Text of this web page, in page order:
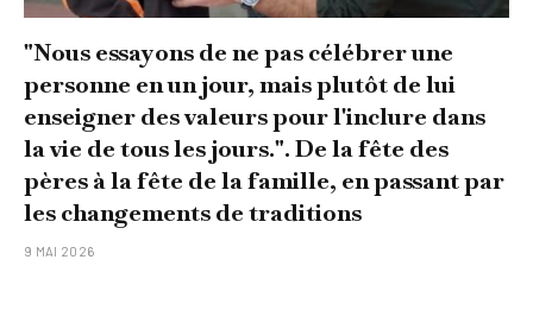
"Nous essayons de ne pas célébrer une
personne en un jour, mais plutôt de lui
enseigner des valeurs pour l'inclure dans
la vie de tous les jours.". De la fête des
pères à la fête de la famille, en passant par
les changements de traditions
9 MAI 2026